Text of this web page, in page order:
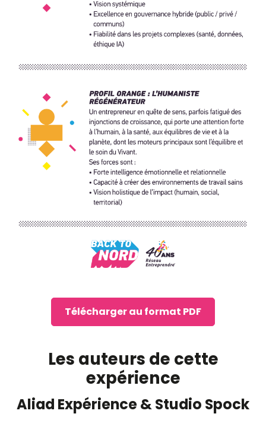
Télécharger au format PDF
Les auteurs de cette
expérience
Aliad Expérience & Studio Spock